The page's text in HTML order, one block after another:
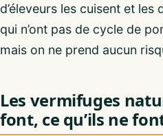
d’éleveurs les cuisent et les
qui n’ont pas de cycle de
mais on ne prend aucun
Les vermifuges
font, ce qu’ils ne